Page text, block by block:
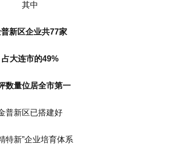
其中
新区企业共77家
占大连市的49%
数量位居全市第一
普新区已搭建好
特新”企业培育体系